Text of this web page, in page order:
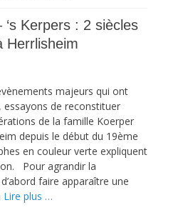
Kerpers : 2 siècles
Herrlisheim
majeurs qui ont
essayons de reconstituer
de la famille Koerper
depuis le début du 19ème
en couleur verte expliquent
Pour agrandir la
faire apparaître une
Lire plus …